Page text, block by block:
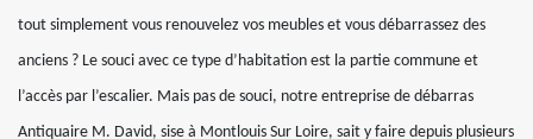
tout simplement vous renouvelez vos meubles et vous débarrassez des
anciens ? Le souci avec ce type d’habitation est la partie commune et
l’accès par l’escalier. Mais pas de souci, notre entreprise de débarras
Antiquaire M. David, sise à Montlouis Sur Loire, sait y faire depuis plusieurs